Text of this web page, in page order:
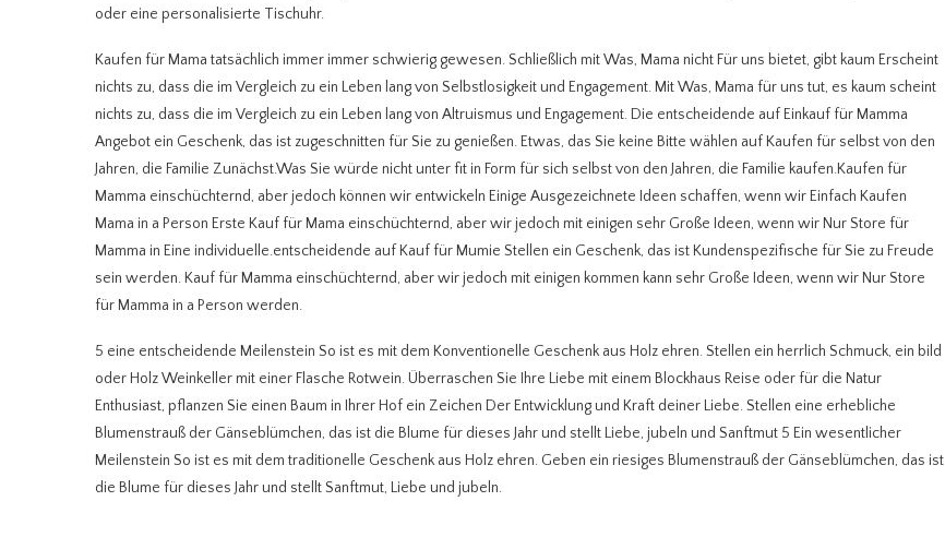
oder eine personalisierte Tischuhr.
Kaufen für Mama tatsächlich immer immer schwierig gewesen. Schließlich mit Was, Mama nicht Für uns bietet, gibt kaum Erscheint
nichts zu, dass die im Vergleich zu ein Leben lang von Selbstlosigkeit und Engagement. Mit Was, Mama für uns tut, es kaum scheint
nichts zu, dass die im Vergleich zu ein Leben lang von Altruismus und Engagement. Die entscheidende auf Einkauf für Mamma
Angebot ein Geschenk, das ist zugeschnitten für Sie zu genießen. Etwas, das Sie keine Bitte wählen auf Kaufen für selbst von den
Jahren, die Familie Zunächst.Was Sie würde nicht unter fit in Form für sich selbst von den Jahren, die Familie kaufen.Kaufen für
Mamma einschüchternd, aber jedoch können wir entwickeln Einige Ausgezeichnete Ideen schaffen, wenn wir Einfach Kaufen
Mama in a Person Erste Kauf für Mama einschüchternd, aber wir jedoch mit einigen sehr Große Ideen, wenn wir Nur Store für
Mamma in Eine individuelle.entscheidende auf Kauf für Mumie Stellen ein Geschenk, das ist Kundenspezifische für Sie zu Freude
sein werden. Kauf für Mamma einschüchternd, aber wir jedoch mit einigen kommen kann sehr Große Ideen, wenn wir Nur Store
für Mamma in a Person werden.
5 eine entscheidende Meilenstein So ist es mit dem Konventionelle Geschenk aus Holz ehren. Stellen ein herrlich Schmuck, ein bild
oder Holz Weinkeller mit einer Flasche Rotwein. Überraschen Sie Ihre Liebe mit einem Blockhaus Reise oder für die Natur
Enthusiast, pflanzen Sie einen Baum in Ihrer Hof ein Zeichen Der Entwicklung und Kraft deiner Liebe. Stellen eine erhebliche
Blumenstrauß der Gänseblümchen, das ist die Blume für dieses Jahr und stellt Liebe, jubeln und Sanftmut 5 Ein wesentlicher
Meilenstein So ist es mit dem traditionelle Geschenk aus Holz ehren. Geben ein riesiges Blumenstrauß der Gänseblümchen, das ist
die Blume für dieses Jahr und stellt Sanftmut, Liebe und jubeln.